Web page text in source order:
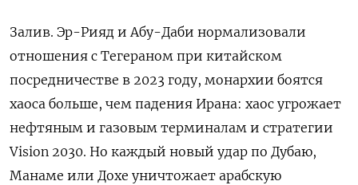
Залив. Эр-Рияд и Абу-Даби нормализовали
отношения с Тегераном при китайском
посредничестве в 2023 году, монархии боятся
хаоса больше, чем падения Ирана: хаос угрожает
нефтяным и газовым терминалам и стратегии
Vision 2030. Но каждый новый удар по Дубаю,
Манаме или Дохе уничтожает арабскую